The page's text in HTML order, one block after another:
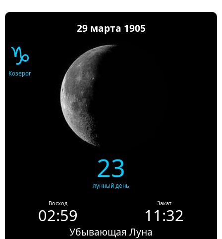
29 марта 1905
♑
Козерог
23
лунный день
Восход
02:59
Закат
11:32
Убывающая Луна